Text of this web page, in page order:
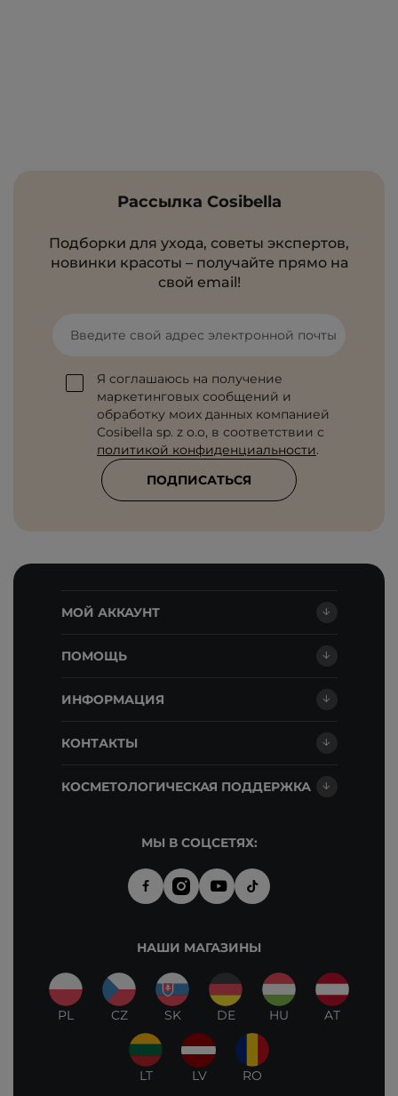
Рассылка Cosibella
Подборки для ухода, советы экспертов,
новинки красоты – получайте прямо на
свой email!
Введите свой адрес электронной почты
Я соглашаюсь на получение
маркетинговых сообщений и
обработку моих данных компанией
Cosibella sp. z o.o, в соответствии с
политикой конфиденциальности.
ПОДПИСАТЬСЯ
МОЙ АККАУНТ
ПОМОЩЬ
ИНФОРМАЦИЯ
КОНТАКТЫ
КОСМЕТОЛОГИЧЕСКАЯ ПОДДЕРЖКА
МЫ В СОЦСЕТЯХ:
НАШИ МАГАЗИНЫ
PL CZ SK DE HU AT
LT LV RO